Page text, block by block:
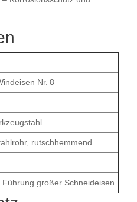
Nr. 8
rutschhemmend
großer Schneideisen